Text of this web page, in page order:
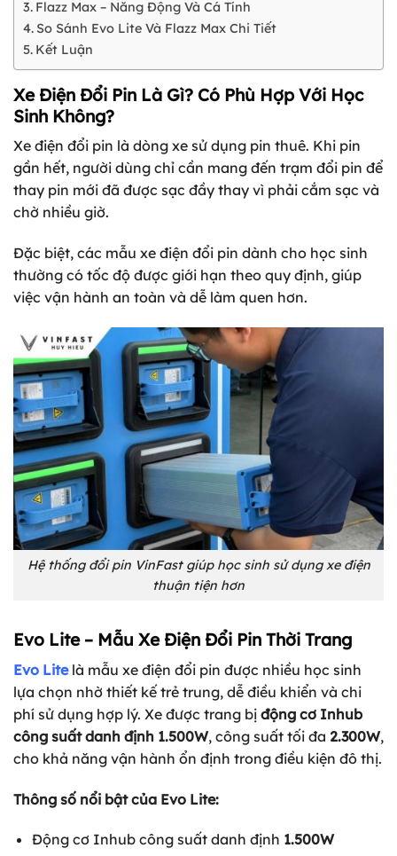
Flazz Max – Năng Động Và Cá Tính
So Sánh Evo Lite Và Flazz Max Chi Tiết
Kết Luận
Xe Điện Đổi Pin Là Gì? Có Phù Hợp Với Học
Sinh Không?
Xe điện đổi pin là dòng xe sử dụng pin thuê. Khi pin
gần hết, người dùng chỉ cần mang đến trạm đổi pin để
thay pin mới đã được sạc đầy thay vì phải cắm sạc và
chờ nhiều giờ.
Đặc biệt, các mẫu xe điện đổi pin dành cho học sinh
thường có tốc độ được giới hạn theo quy định, giúp
việc vận hành an toàn và dễ làm quen hơn.
Hệ thống đổi pin VinFast giúp học sinh sử dụng xe điện
thuận tiện hơn
Evo Lite – Mẫu Xe Điện Đổi Pin Thời Trang
Evo Litelà mẫu xe điện đổi pin được nhiều học sinh
lựa chọn nhờ thiết kế trẻ trung, dễ điều khiển và chi
phí sử dụng hợp lý. Xe được trang bị động cơ Inhub
công suất danh định 1.500W, công suất tối đa 2.300W,
cho khả năng vận hành ổn định trong điều kiện đô thị.
Thông số nổi bật của Evo Lite:
Động cơ Inhub công suất danh định 1.500W